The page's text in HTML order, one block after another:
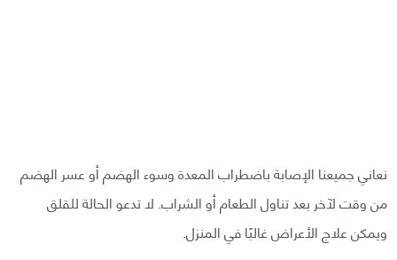
نعاني جميعنا الإصابة باضطراب المعدة وسوء الهضم أو عسر الهضم
من وقت لآخر بعد تناول الطعام أو الشراب. لا تدعو الحالة للقلق
ويمكن علاج الأعراض غالبًا في المنزل.